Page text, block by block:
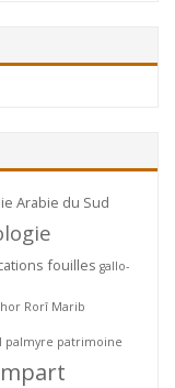
Arabie du Sud
fouilles gallo-
Rorî Marib
palmyre patrimoine